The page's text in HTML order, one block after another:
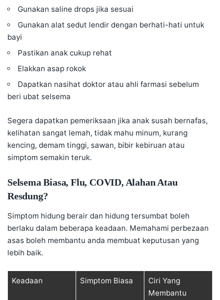
Gunakan saline drops jika sesuai
Gunakan alat sedut lendir dengan berhati-hati untuk
bayi
Pastikan anak cukup rehat
Elakkan asap rokok
Dapatkan nasihat doktor atau ahli farmasi sebelum
beri ubat selsema
Segera dapatkan pemeriksaan jika anak susah bernafas,
kelihatan sangat lemah, tidak mahu minum, kurang
kencing, demam tinggi, sawan, bibir kebiruan atau
simptom semakin teruk.
Selsema Biasa, Flu, COVID, Alahan Atau
Resdung?
Simptom hidung berair dan hidung tersumbat boleh
berlaku dalam beberapa keadaan. Memahami perbezaan
asas boleh membantu anda membuat keputusan yang
lebih baik.
Keadaan Simptom Biasa
Ciri Yang
Membantu